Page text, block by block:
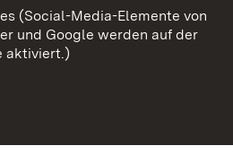
Cookies
(Social-Media-Elemente von
und Google werden auf der
aktiviert.)